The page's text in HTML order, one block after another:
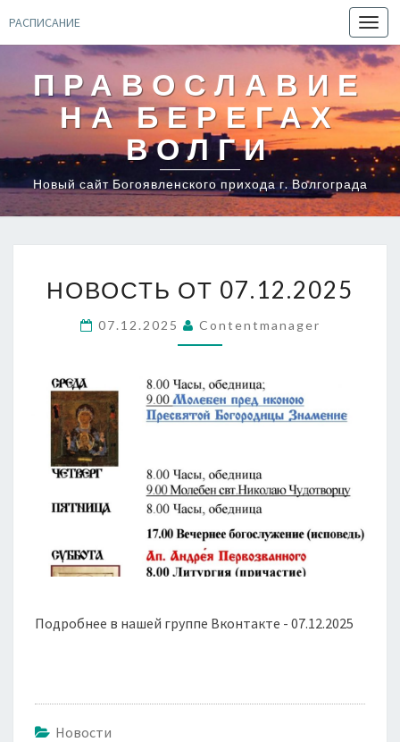
РАСПИСАНИЕ
ПРАВОСЛАВИЕ
НА БЕРЕГАХ
ВОЛГИ
Новый сайт Богоявленского прихода г. Волгограда
ОТ
НОВОСТЬ ОТ 07.12.2025
07.12.2025 Contentmanager
Подробнее в нашей группе Вконтакте - 07.12.2025
Новости